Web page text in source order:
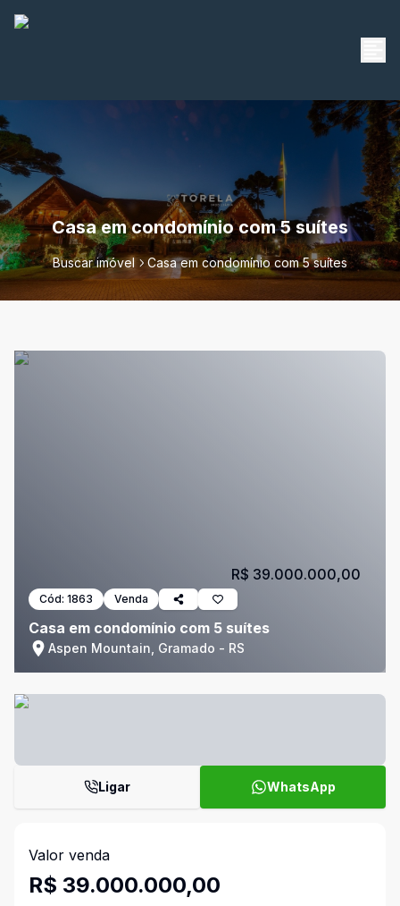
Casa em condomínio com 5 suítes
Buscar imóvel Casa em condomínio com 5 suítes
Cód: 1863 Venda
Casa em condomínio com 5 suítes
Aspen Mountain, Gramado - RS
R$ 39.000.000,00
Ligar WhatsApp
Valor venda
R$ 39.000.000,00